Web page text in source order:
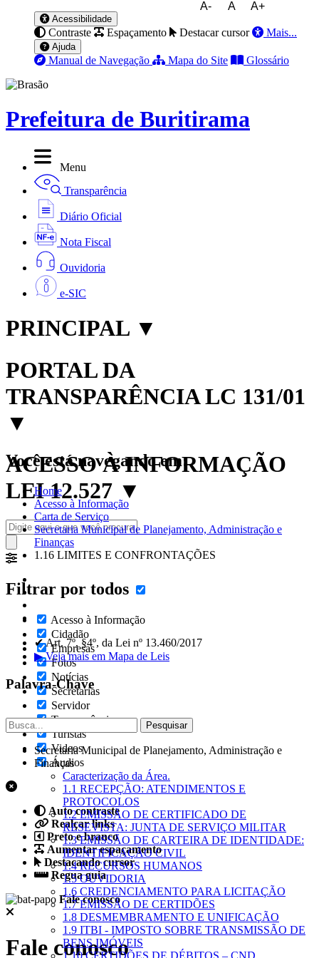
A- A A+
Acessibilidade
Contraste Espaçamento Destacar cursor Mais...
Ajuda
Manual de Navegação Mapa do Site Glossário
Prefeitura de Buritirama
Menu
Transparência
Diário Oficial
Nota Fiscal
Ouvidoria
e-SIC
PRINCIPAL ▼
PORTAL DA
TRANSPARÊNCIA LC 131/01
▼
ACESSO À INFORMAÇÃO
LEI 12.527 ▼
Filtrar por todos
Acesso à Informação
Cidadão
Empresas
Fotos
Notícias
Secretarias
Servidor
Transparência
Turistas
Videos
Áudios
Auto contraste
Realçar links
Preto e branco
Aumentar espaçamento
Destacando cursor
Regua guia
Fale conosco
Fale conosco
Você está navegando em:
Home
Acesso à Informação
Carta de Serviço
Secretaria Municipal de Planejamento, Administração e
Finanças
1.16 LIMITES E CONFRONTAÇÕES
✔ Art. 7º, §4º, da Lei nº 13.460/2017
▶ Veja mais em Mapa de Leis
Palavra-Chave
Secretaria Municipal de Planejamento, Administração e
Finanças
Caracterização da Área.
1.1 RECEPÇÃO: ATENDIMENTOS E
PROTOCOLOS
1.2 EMISSÃO DE CERTIFICADO DE
RESEVISTA: JUNTA DE SERVIÇO MILITAR
1.3 EMISSÃO DE CARTEIRA DE IDENTIDADE:
IDENTIFICAÇÃO CIVIL
1.4 RECURSOS HUMANOS
1.5 OUVIDORIA
1.6 CREDENCIAMENTO PARA LICITAÇÃO
1.7 EMISSÃO DE CERTIDÕES
1.8 DESMEMBRAMENTO E UNIFICAÇÃO
1.9 ITBI - IMPOSTO SOBRE TRANSMISSÃO DE
BENS IMÓVEIS